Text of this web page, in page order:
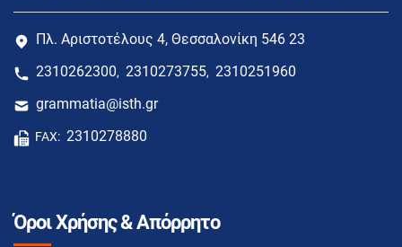
Πλ. Αριστοτέλους 4, Θεσσαλονίκη 546 23
2310262300, 2310273755, 2310251960
grammatia@isth.gr
FAX: 2310278880
Όροι Χρήσης & Απόρρητο